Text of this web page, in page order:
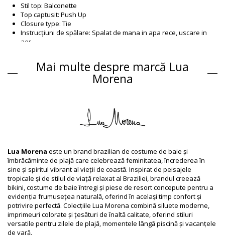
Stil top: Balconette
Top captusit: Push Up
Closure type: Tie
Instrucțiuni de spălare: Spalat de mana in apa rece, uscare in
aer
Partea de sus Alb Lua Morena
Compoziție
Căptușeală: 88% Polyamide, 12% Elastane
Informaţii produs
Ambalajul include: 1 x Partea de sus (Nu sunt incluse alte
accesorii)
HS CODE: 6112.41.0010
SKU: 1981126326
EAN: XS (7899918537493), S (7899670772996), M (7899670772989),
L (7899670772965), XL (7899918537387)
Referinţă furnizor: 1065235
Greutate: 55g / 0.12lb / 1.94oz
Modelul nu corespunde în totalitate și acesta poate varia în
funcţie de croială
Fotografii retușate
Mai multe despre marcă Lua
Morena
Lua Morena este un brand brazilian de costume de baie și
îmbrăcăminte de plajă care celebrează feminitatea, încrederea în
sine și spiritul vibrant al vieții de coastă. Inspirat de peisajele
tropicale și de stilul de viață relaxat al Braziliei, brandul creează
bikini, costume de baie întregi și piese de resort concepute pentru a
evidenția frumusețea naturală, oferind în același timp confort și
potrivire perfectă. Colecțiile Lua Morena combină siluete moderne,
imprimeuri colorate și țesături de înaltă calitate, oferind stiluri
versatile pentru zilele de plajă, momentele lângă piscină și vacanțele
de vară.